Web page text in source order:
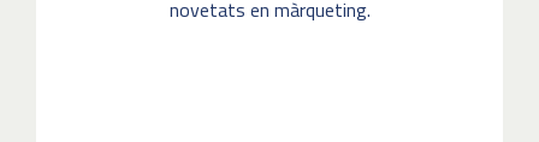
novetats en màrqueting.